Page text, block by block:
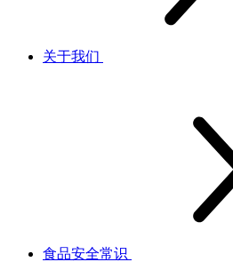
关于我们
食品安全常识